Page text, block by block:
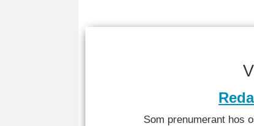
Som prenumerant hos